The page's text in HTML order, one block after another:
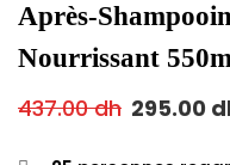
Après-
Nourrissant
437.00dh 295.00